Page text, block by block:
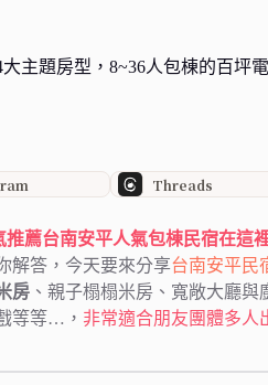
主題房型，8~36人包棟的百坪電
Threads
薦台南安平人氣包棟民宿在這裡
解答，今天要來分享台南安平民
房 、親子榻榻米房、寬敞大廳與
等等…， 非常適合朋友團體多人